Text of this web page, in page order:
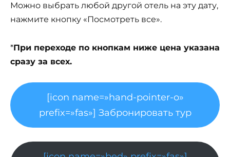
Можно выбрать любой другой отель на эту дату,
нажмите кнопку «Посмотреть все».
*При переходе по кнопкам ниже цена указана
сразу за всех.
[icon name=»hand-pointer-o»
prefix=»fas»] Забронировать тур